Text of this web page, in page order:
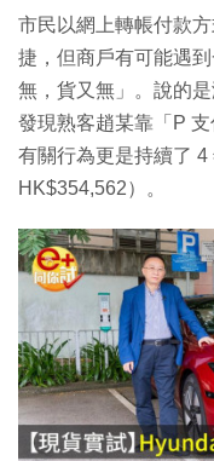
市民以網上轉帳付款
捷，但商戶有可能遇
無，貨又無」。說的
發現熟客趙某靠「P
有關行為更是持續了
HK$354,562）。